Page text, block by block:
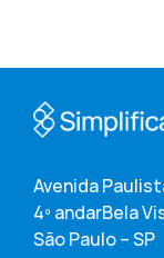
Avenida
4º andarBela
São Paulo – SP